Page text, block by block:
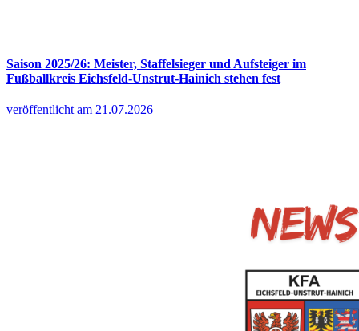
Saison 2025/26: Meister, Staffelsieger und Aufsteiger im
Fußballkreis Eichsfeld-Unstrut-Hainich stehen fest
veröffentlicht am 21.07.2026